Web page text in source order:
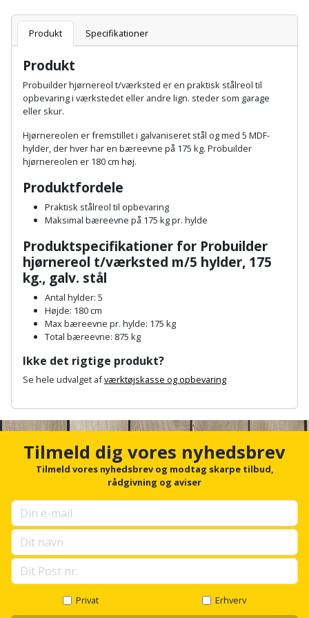
Fugtsikring
Gelænder
Gips
Grundmursplader
Hardieplank
brædder
Isolering
Komposit
terrassebrædder
og
fundablokke
Lofter
Lofttrapper
Murpap
og
murfolie
Mursten
Fugepistol
og
skumpistol
Gevindskærer
Glasløfter
Glasskærer
Hæftepistol
og
hammer
Hammer
Høvl
Kiler
Kloakrenser
Koben
Kridtsnor
Lærlingesæt
Landmålerstok
Betonsliber
Bindemaskine
Bits
Bor
Bordrundsav
Bore-
Borehammer
Boremaskinetilbehør
Detektor
Diamantskæremaskine
Dykkerpistol
Dyksav
Excenterslibertilbehør
Fedtsprøjte
Motorenhed
Motorsav
og
kædesav
og
kædesav
tilbehør
Pælebor
Plæneklipper
Plæneklipper
tilbehør
Robotplæneklipper
Robotplæneklipper
tilbehør
Vertikalskærer
Vinduesvasker
Brænde
Brandslukker
Brugskunst
Camping
Damprengøring
Dørmåtte
Dørrist
Drivhus
Drivhustilbehør
Elartikler
Flagstænger
og
have
Garderobe
opbevaring
Gavekort
afrensning
Spartelmasse
væg
og
fittings
Stålvask
Ventilation
og
indeklima
Guides
Gaveideer
Aktiviteter
Produkt Specifikationer
Produkt
Probuilder hjørnereol t/værksted er en praktisk stålreol til
opbevaring i værkstedet eller andre lign. steder som garage
eller skur.
Hjørnereolen er fremstillet i galvaniseret stål og med 5 MDF-
hylder, der hver har en bæreevne på 175 kg. Probuilder
hjørnereolen er 180 cm høj.
Produktfordele
Praktisk stålreol til opbevaring
Maksimal bæreevne på 175 kg pr. hylde
Produktspecifikationer for Probuilder
hjørnereol t/værksted m/5 hylder, 175
kg., galv. stål
Antal hylder: 5
Højde: 180 cm
Max bæreevne pr. hylde: 175 kg
Total bæreevne: 875 kg
Ikke det rigtige produkt?
Se hele udvalget afværktøjskasse og opbevaring
c
r
u
p
s
e
l
l
c
Tilmeld dig vores nyhedsbrev
Tilmeld vores nyhedsbrev og modtag skarpe tilbud,
rådgivning og aviser
Privat Erhverv